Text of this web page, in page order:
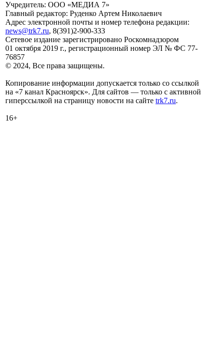
Учредитель: ООО «МЕДИА 7»
Главный редактор: Руденко Артем Николаевич
Адрес электронной почты и номер телефона редакции:
news@trk7.ru, 8(391)2-900-333
Сетевое издание зарегистрировано Роскомнадзором
01 октября 2019 г., регистрационный номер ЭЛ № ФС 77-
76857
© 2024, Все права защищены.
Копирование информации допускается только со ссылкой
на «7 канал Красноярск». Для сайтов — только с активной
гиперссылкой на страницу новости на сайте trk7.ru.
16+